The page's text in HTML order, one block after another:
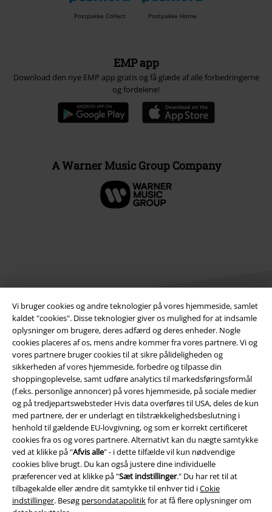
Vi bruger cookies og andre teknologier på vores hjemmeside, samlet
kaldet "cookies". Disse teknologier giver os mulighed for at indsamle
oplysninger om brugere, deres adfærd og deres enheder. Nogle
cookies placeres af os, mens andre kommer fra vores partnere. Vi og
vores partnere bruger cookies til at sikre pålideligheden og
sikkerheden af ​​vores hjemmeside, forbedre og tilpasse din
shoppingoplevelse, samt udføre analytics til markedsføringsformål
(f.eks. personlige annoncer) på vores hjemmeside, på sociale medier
og på tredjepartswebsteder Hvis data overføres til USA, deles de kun
med partnere, der er underlagt en tilstrækkelighedsbeslutning i
henhold til gældende EU-lovgivning, og som er korrekt certificeret
cookies fra os og vores partnere. Alternativt kan du nægte samtykke
ved at klikke på "Afvis alle" - i dette tilfælde vil kun nødvendige
cookies blive brugt. Du kan også justere dine individuelle
præferencer ved at klikke på "Sæt indstillinger." Du har ret til at
tilbagekalde eller ændre dit samtykke til enhver tid iCokie
indstillinger. Besøg persondatapolitikfor at få flere oplysninger om
Postpakke Collect Postpakke Home
EMP app
Download den nye EMP app gratis og få glæde af alle forbedringerne
og fordelene!
A Warner Music Group Company
Juridisk
Salgs-, medlems- & leveringsbetingelser
Om EMP Danmark
Persondatapolitik
Bortskaffelse af affald og miljøbeskyttelse
Overensstemmelseserklæring
Oplysninger om tilgængelighed